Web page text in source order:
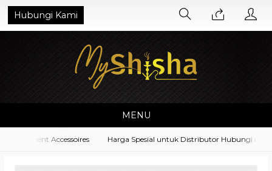
Hubungi Kami
MENU
Accessoires Harga Spesial untuk Distributor Hubungi di No.